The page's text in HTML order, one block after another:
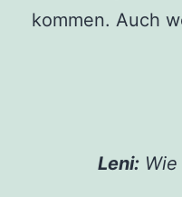
kommen. Auch
Leni: